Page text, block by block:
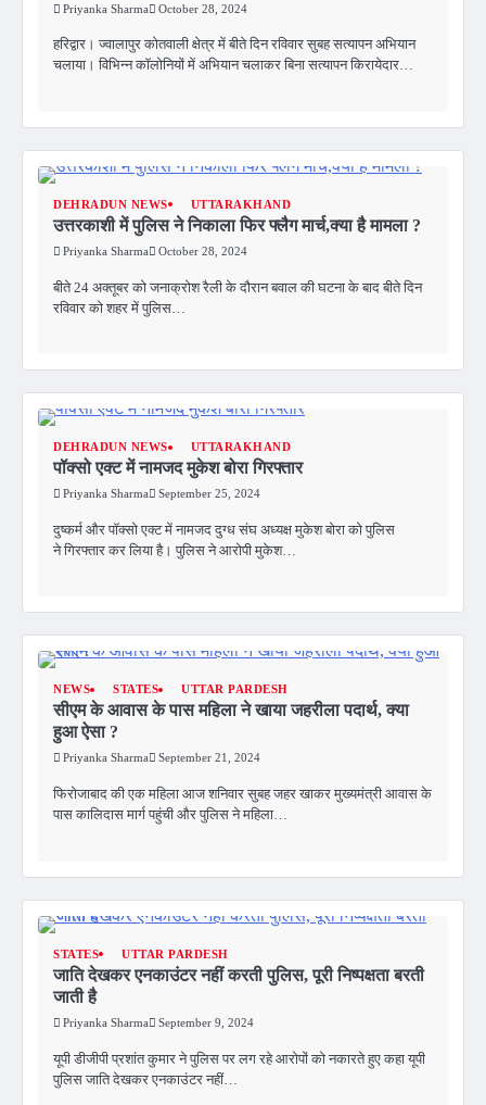
Priyanka Sharma October 28, 2024
हरिद्वार। ज्वालापुर कोतवाली क्षेत्र में बीते दिन रविवार सुबह सत्यापन अभियान
चलाया। विभिन्न कॉलोनियों में अभियान चलाकर बिना सत्यापन किरायेदार…
DEHRADUN NEWS UTTARAKHAND
उत्तरकाशी में पुलिस ने निकाला फिर फ्लैग मार्च,क्या है मामला ?
Priyanka Sharma October 28, 2024
बीते 24 अक्तूबर को जनाक्रोश रैली के दौरान बवाल की घटना के बाद बीते दिन
रविवार को शहर में पुलिस…
DEHRADUN NEWS UTTARAKHAND
पॉक्सो एक्ट में नामजद मुकेश बोरा गिरफ्तार
Priyanka Sharma September 25, 2024
दुष्कर्म और पॉक्सो एक्ट में नामजद दुग्ध संघ अध्यक्ष मुकेश बोरा को पुलिस
ने गिरफ्तार कर लिया है। पुलिस ने आरोपी मुकेश…
NEWS STATES UTTAR PARDESH
सीएम के आवास के पास महिला ने खाया जहरीला पदार्थ, क्या
हुआ ऐसा ?
Priyanka Sharma September 21, 2024
फिरोजाबाद की एक महिला आज शनिवार सुबह जहर खाकर मुख्यमंत्री आवास के
पास कालिदास मार्ग पहुंची और पुलिस ने महिला…
STATES UTTAR PARDESH
जाति देखकर एनकाउंटर नहीं करती पुलिस, पूरी निष्पक्षता बरती
जाती है
Priyanka Sharma September 9, 2024
यूपी डीजीपी प्रशांत कुमार ने पुलिस पर लग रहे आरोपों को नकारते हुए कहा यूपी
पुलिस जाति देखकर एनकाउंटर नहीं…